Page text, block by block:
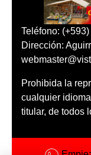
Teléfono:
Dirección:
Prohibida la
cualquier
titular, de todos